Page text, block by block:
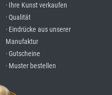
· Ihre Kunst verkaufen
· Qualität
· Eindrücke aus unserer
Manufaktur
· Gutscheine
· Muster bestellen